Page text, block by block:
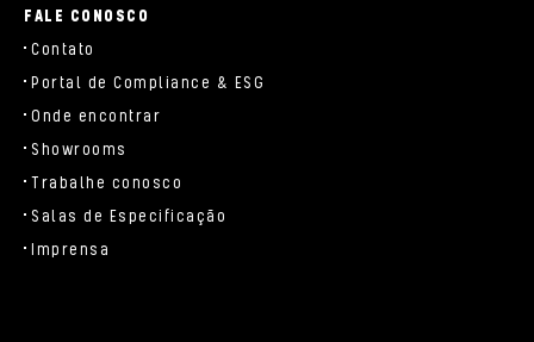
FALE CONOSCO
Contato
Portal de Compliance & ESG
Onde encontrar
Showrooms
Trabalhe conosco
Salas de Especificação
Imprensa